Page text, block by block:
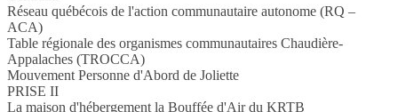
Réseau québécois de l'action communautaire autonome (RQ –
ACA)
Table régionale des organismes communautaires Chaudière-
Appalaches (TROCCA)
Mouvement Personne d'Abord de Joliette
PRISE II
La maison d'hébergement la Bouffée d'Air du KRTB